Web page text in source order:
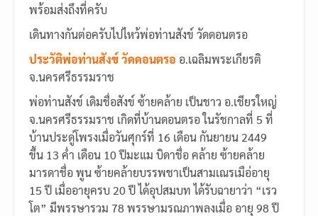
พร้อมส่งถึงที่ครับ
เดินทางกันต่อครับไปไหว้พ่อท่านสังข์ วัดดอนตรอ
ประวัติพ่อท่านสังข์ วัดดอนตรอ อ.เฉลิมพระเกียรติ
จ.นครศรีธรรมราช
พ่อท่านสังข์ เดิมชื่อสังข์ ซ้ายคล้าย เป็นชาว อ.เชียรใหญ่
จ.นครศรีธรรมราช เกิดที่บ้านดอนตรอ ในรัชกาลที่ 5 ที่
บ้านประดู่โพรงเมื่อวันศุกร์ที่ 16 เดือน กันยายน 2449
ขึ้น 13 ค่ำ เดือน 10 ปีมะแม บิดาชื่อ คล้าย ซ้ายคล้าย
มารดาชื่อ พูน ซ้ายคล้ายบรรพชาเป็นสามเณรเมือ่อายุ
15 ปี เมื่ออายุครบ 20 ปี ได้อุปสมบท ได้รับฉายาว่า “เรว
โต” มีพรรษารวม 78 พรรษามรณภาพลงเมื่อ อายุ 98 ปี